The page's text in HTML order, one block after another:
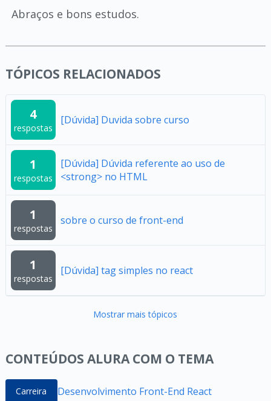
Abraços e bons estudos.
TÓPICOS RELACIONADOS
4
respostas
[Dúvida] Duvida sobre curso
1
respostas
[Dúvida] Dúvida referente ao uso de
<strong> no HTML
1
respostas
sobre o curso de front-end
1
respostas
[Dúvida] tag simples no react
Mostrar mais tópicos
CONTEÚDOS ALURA COM O TEMA
Carreira Desenvolvimento Front-End React